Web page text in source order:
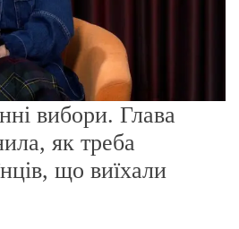
вибори. Глава
як треба
що виїхали